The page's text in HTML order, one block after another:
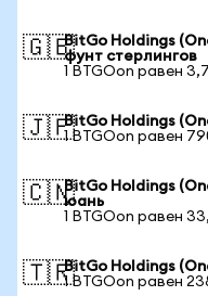
🇬🇧BitGo Holdings
фунт стерлингов
1 BTGOon равен
🇯🇵BitGo Holdings
1 BTGOon равен
🇨🇳BitGo Holdings
юань
1 BTGOon равен
🇹🇷BitGo Holdings
1 BTGOon равен